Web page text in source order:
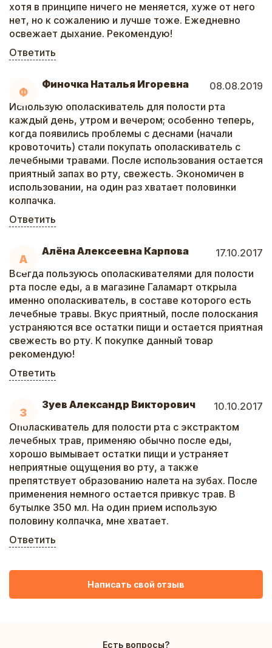
хотя в принципе ничего не меняется, хуже от него
нет, но к сожалению и лучше тоже. Ежедневно
освежает дыхание. Рекомендую!
Ответить
Ф
Финочка Наталья Игоревна
08.08.2019
Использую ополаскиватель для полости рта
каждый день, утром и вечером; особенно теперь,
когда появились проблемы с деснами (начали
кровоточить) стали покупать ополаскиватель с
лечебными травами. После использования остается
приятный запах во рту, свежесть. Экономичен в
использовании, на один раз хватает половинки
колпачка.
Ответить
А
Алёна Алексеевна Карпова
17.10.2017
Всегда пользуюсь ополаскивателями для полости
рта после еды, а в магазине Галамарт открыла
именно ополаскиватель, в составе которого есть
лечебные травы. Вкус приятный, после полоскания
устраняются все остатки пищи и остается приятная
свежесть во рту. К покупке данный товар
рекомендую!
Ответить
З
Зуев Александр Викторович
10.10.2017
Ополаскиватель для полости рта с экстрактом
лечебных трав, применяю обычно после еды,
хорошо вымывает остатки пищи и устраняет
неприятные ощущения во рту, а также
препятствует образованию налета на зубах. После
применения немного остается привкус трав. В
бутылке 350 мл. На один прием использую
половину колпачка, мне хватает.
Ответить
Написать свой отзыв
Есть вопросы?